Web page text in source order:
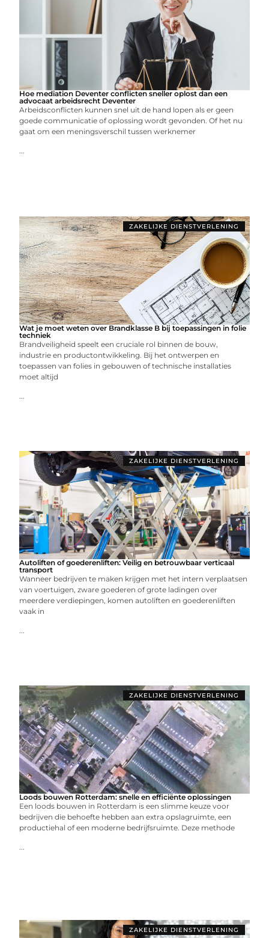
Hoe mediation Deventer conflicten sneller oplost dan een
advocaat arbeidsrecht Deventer
Arbeidsconflicten kunnen snel uit de hand lopen als er geen
goede communicatie of oplossing wordt gevonden. Of het nu
gaat om een meningsverschil tussen werknemer
...
ZAKELIJKE DIENSTVERLENING
Wat je moet weten over Brandklasse B bij toepassingen in folie
techniek
Brandveiligheid speelt een cruciale rol binnen de bouw,
industrie en productontwikkeling. Bij het ontwerpen en
toepassen van folies in gebouwen of technische installaties
moet altijd
...
ZAKELIJKE DIENSTVERLENING
Autoliften of goederenliften: Veilig en betrouwbaar verticaal
transport
Wanneer bedrijven te maken krijgen met het intern verplaatsen
van voertuigen, zware goederen of grote ladingen over
meerdere verdiepingen, komen autoliften en goederenliften
vaak in
...
ZAKELIJKE DIENSTVERLENING
Loods bouwen Rotterdam: snelle en efficiënte oplossingen
Een loods bouwen in Rotterdam is een slimme keuze voor
bedrijven die behoefte hebben aan extra opslagruimte, een
productiehal of een moderne bedrijfsruimte. Deze methode
...
ZAKELIJKE DIENSTVERLENING